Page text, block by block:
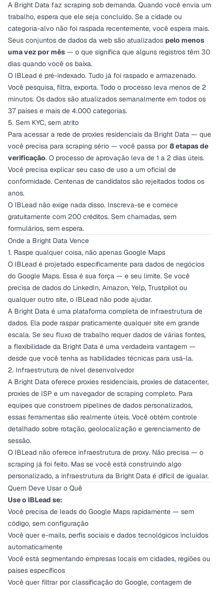
A Bright Data faz scraping sob demanda. Quando você envia um
trabalho, espera que ele seja concluído. Se a cidade ou
categoria-alvo não foi raspada recentemente, você espera mais.
Seus conjuntos de dados da web são atualizados pelo menos
uma vez por mês — o que significa que alguns registros têm 30
dias quando você os baixa.
O IBLead é pré-indexado. Tudo já foi raspado e armazenado.
Você pesquisa, filtra, exporta. Todo o processo leva menos de 2
minutos. Os dados são atualizados semanalmente em todos os
37 países e mais de 4.000 categorias.
5. Sem KYC, sem atrito
Para acessar a rede de proxies residenciais da Bright Data — que
você precisa para scraping sério — você passa por 8 etapas de
verificação. O processo de aprovação leva de 1 a 2 dias úteis.
Você precisa explicar seu caso de uso a um oficial de
conformidade. Centenas de candidatos são rejeitados todos os
anos.
O IBLead não exige nada disso. Inscreva-se e comece
gratuitamente com 200 créditos. Sem chamadas, sem
formulários, sem espera.
Onde a Bright Data Vence
1. Raspe qualquer coisa, não apenas Google Maps
O IBLead é projetado especificamente para dados de negócios
do Google Maps. Essa é sua força — e seu limite. Se você
precisa de dados do LinkedIn, Amazon, Yelp, Trustpilot ou
qualquer outro site, o IBLead não pode ajudar.
A Bright Data é uma plataforma completa de infraestrutura de
dados. Ela pode raspar praticamente qualquer site em grande
escala. Se seu fluxo de trabalho requer dados de várias fontes,
a flexibilidade da Bright Data é uma verdadeira vantagem —
desde que você tenha as habilidades técnicas para usá-la.
2. Infraestrutura de nível desenvolvedor
A Bright Data oferece proxies residenciais, proxies de datacenter,
proxies de ISP e um navegador de scraping completo. Para
equipes que constroem pipelines de dados personalizados,
essas ferramentas são realmente úteis. Você obtém controle
detalhado sobre rotação, geolocalização e gerenciamento de
sessão.
O IBLead não oferece infraestrutura de proxy. Não precisa — o
scraping já foi feito. Mas se você está construindo algo
personalizado, a infraestrutura da Bright Data é difícil de igualar.
Quem Deve Usar o Quê
Use o IBLead se:
Você precisa de leads do Google Maps rapidamente — sem
código, sem configuração
Você quer e-mails, perfis sociais e dados tecnológicos incluídos
automaticamente
Você está segmentando empresas locais em cidades, regiões ou
países específicos
Você quer filtrar por classificação do Google, contagem de